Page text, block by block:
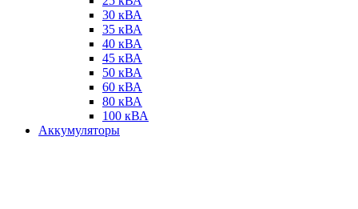
30 кВА
35 кВА
40 кВА
45 кВА
50 кВА
60 кВА
80 кВА
100 кВА
Аккумуляторы